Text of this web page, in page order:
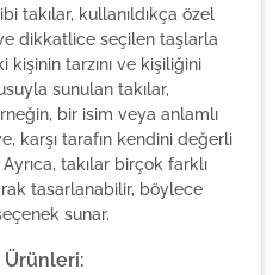
takılar, kullanıldıkça özel
ve dikkatlice seçilen taşlarla
kişinin tarzını ve kişiliğini
sunulan takılar,
bir isim veya anlamlı
karşı tarafın kendini değerli
takılar birçok farklı
tasarlanabilir, böylece
sunar.